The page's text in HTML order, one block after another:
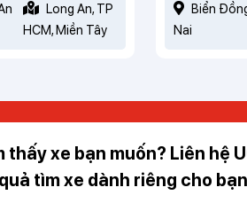
Long An, TP
HCM, Miền Tây
Biển
Nai
thấy xe bạn muốn? Liên hệ
tìm xe dành riêng cho bạn